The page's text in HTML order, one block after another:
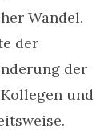
Wandel.
der
der
und